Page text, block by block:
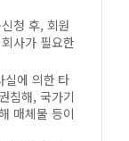
청 후, 회원
사가 필요한
실에 의한 타
침해, 국가기
매체물 등이